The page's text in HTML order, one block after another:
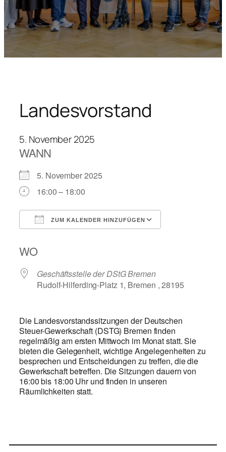
Landesvorstand
5. November 2025
WANN
5. November 2025
16:00 – 18:00
ZUM KALENDER HINZUFÜGEN
WO
Geschäftsstelle der DStG Bremen
Rudolf-Hilferding-Platz 1, Bremen , 28195
Die Landesvorstandssitzungen der Deutschen
Steuer-Gewerkschaft (DSTG) Bremen finden
regelmäßig am ersten Mittwoch im Monat statt. Sie
bieten die Gelegenheit, wichtige Angelegenheiten zu
besprechen und Entscheidungen zu treffen, die die
Gewerkschaft betreffen. Die Sitzungen dauern von
16:00 bis 18:00 Uhr und finden in unseren
Räumlichkeiten statt.